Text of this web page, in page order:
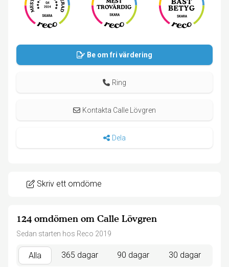
Be om fri värdering
Ring
Kontakta Calle Lövgren
Dela
Skriv ett omdöme
124 omdömen om Calle Lövgren
Sedan starten hos Reco 2019
Alla 365 dagar 90 dagar 30 dagar